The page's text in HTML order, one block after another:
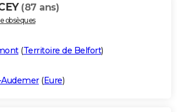
(87 ans)
obsèques
(Territoire de Belfort)
(Eure)